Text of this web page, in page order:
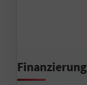
Finanzierung